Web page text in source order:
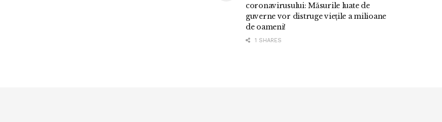
coronavirusului: Măsurile luate de
guverne vor distruge viețile a milioane
de oameni!
1 SHARES